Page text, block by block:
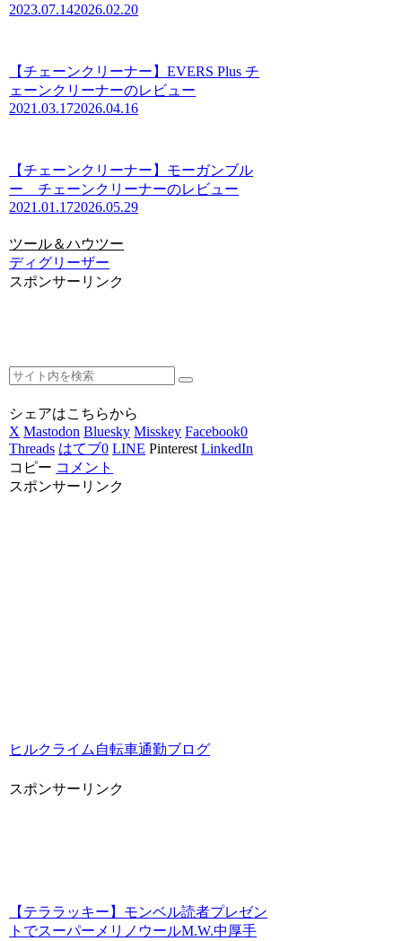
2023.07.142026.02.20
【チェーンクリーナー】EVERS Plus チ
ェーンクリーナーのレビュー
2021.03.172026.04.16
【チェーンクリーナー】モーガンブル
ー チェーンクリーナーのレビュー
2021.01.172026.05.29
ツール＆ハウツー
ディグリーザー
スポンサーリンク
シェアはこちらから
X Mastodon Bluesky Misskey Facebook0
Threads はてブ0 LINE Pinterest LinkedIn
コピー コメント
スポンサーリンク
ヒルクライム自転車通勤ブログ
スポンサーリンク
【テララッキー】モンベル読者プレゼン
トでスーパーメリノウールM.W.中厚手